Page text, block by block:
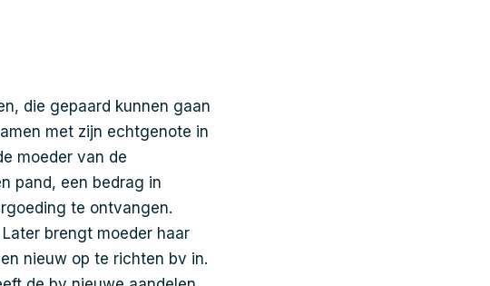
die gepaard kunnen gaan
met zijn echtgenote in
moeder van de
pand, een bedrag in
te ontvangen.
brengt moeder haar
nieuw op te richten bv in.